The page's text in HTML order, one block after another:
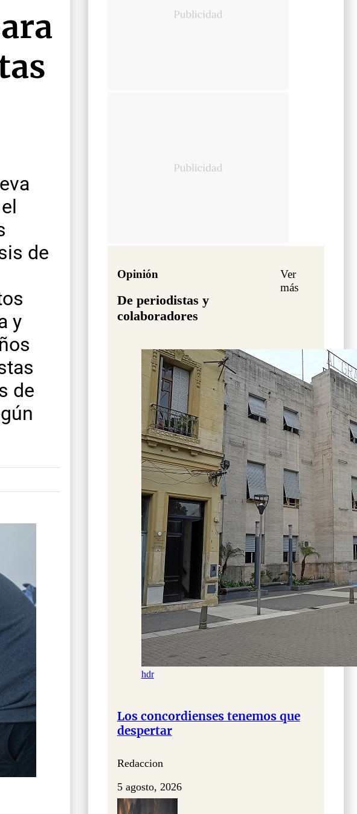
de
y
de
Opinión
De periodistas y
colaboradores
Ver
más
hdr
Los concordienses tenemos que
despertar
Redaccion
5 agosto, 2026